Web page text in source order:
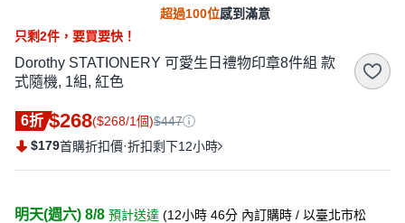
超過100位感到滿意
只剩2件， 要買要快！
Dorothy STATIONERY 可愛生日禮物印章8件組 款
式隨機, 1組, 紅色
6折 $268($268/1個)$447
$179首購折扣價·折扣剩下12小時
明天(週六) 8/8 預計送達 (12小時 46分 內訂購時 / 以臺北市松